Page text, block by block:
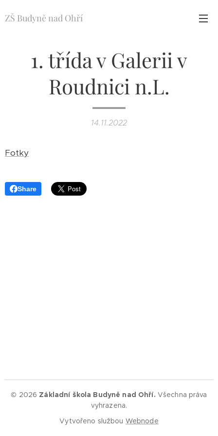
ZŠ Budyně nad Ohří
1. třída v Galerii v
Roudnici n.L.
14.11.2022
Fotky
Share
© 2026 Základní škola Budyně nad Ohří. Všechna práva
vyhrazena.
Vytvořeno službou Webnode